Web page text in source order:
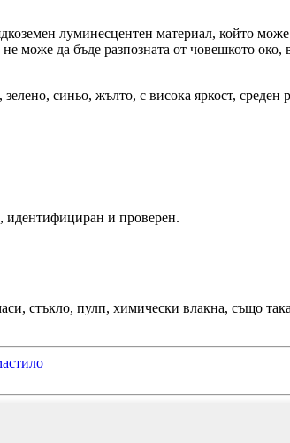
луминесцентен материал, който може
може да бъде разпозната от човешкото
синьо, жълто, с висока яркост, среден
идентифициран и проверен.
стъкло, пулп, химически влакна, също